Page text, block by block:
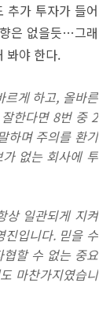
추가 투자가 들어
은 없을듯…그래
봐야 한다.
르게 하고, 올바른
한다면 8번 중 2
하며 주의를 환기
없는 회사에 투
상 일관되게 지켜
진입니다. 믿을 수
할 수 없는 중요
마찬가지였습니